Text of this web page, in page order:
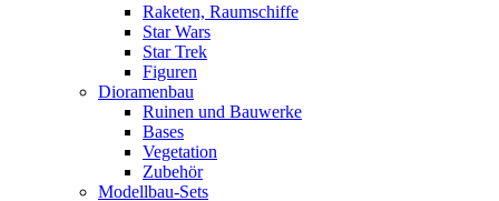
Raketen, Raumschiffe
Star Wars
Star Trek
Figuren
Dioramenbau
Ruinen und Bauwerke
Bases
Vegetation
Zubehör
Modellbau-Sets